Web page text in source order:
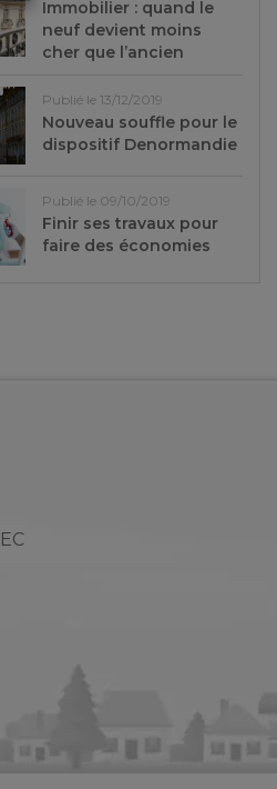
Immobilier : quand le
neuf devient moins
cher que l’ancien
Publié le 13/12/2019
Nouveau souffle pour le
dispositif Denormandie
Publié le 09/10/2019
Finir ses travaux pour
faire des économies